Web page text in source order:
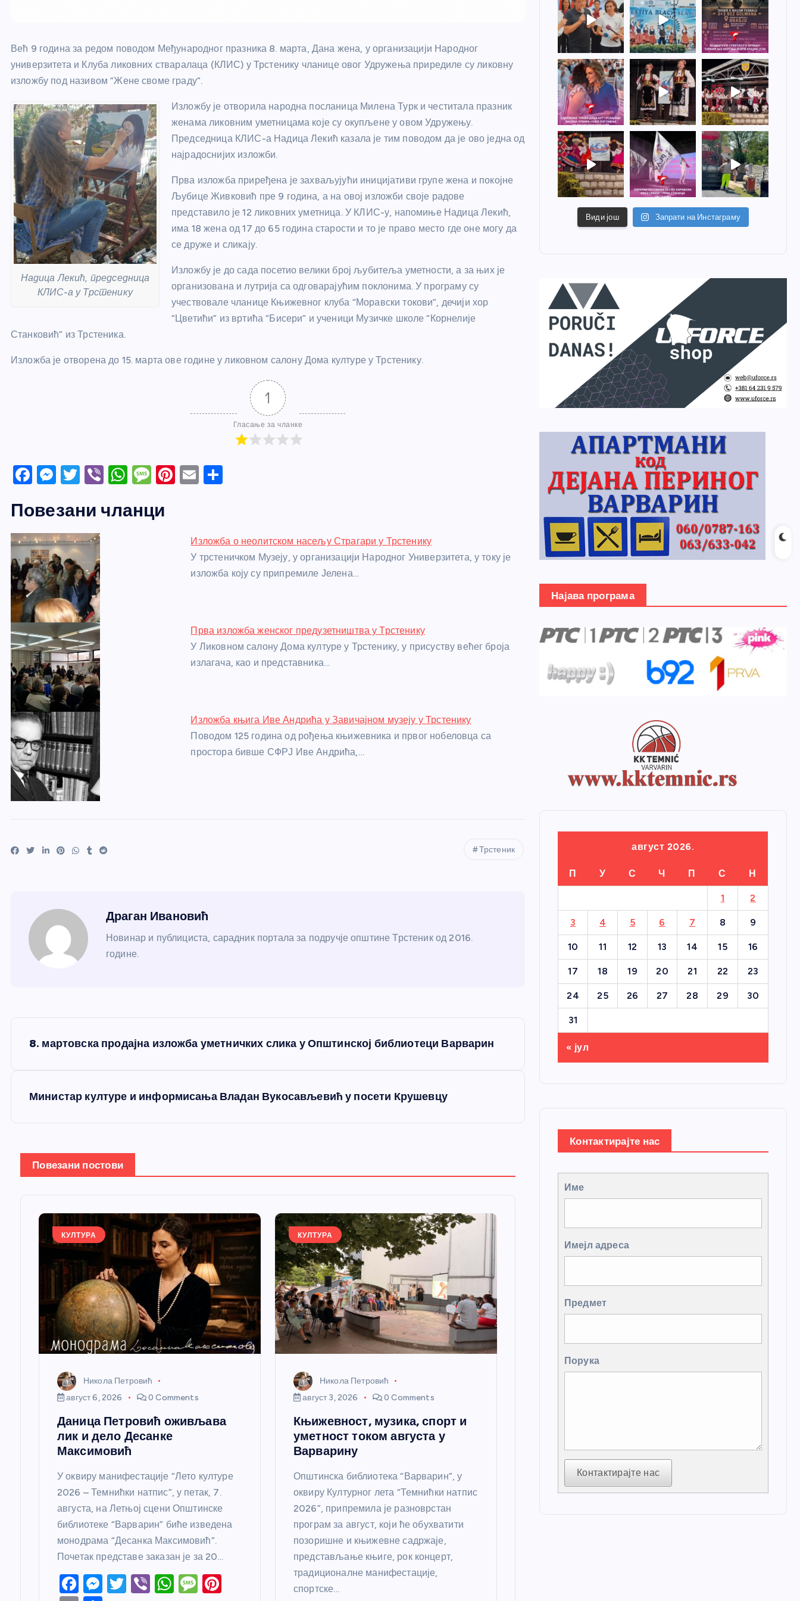
Већ 9 година за редом поводом Међународног празника 8. марта, Дана жена, у организацији Народног
универзитета и Клуба ликовних стваралаца (КЛИС) у Трстенику чланице овог Удружења приредиле су ликовну
изложбу под називом “Жене своме граду”.
Надица Лекић, председница
КЛИС-а у Трстенику
Изложбу је отворила народна посланица Милена Турк и честитала празник
женама ликовним уметницама које су окупљене у овом Удружењу.
Председница КЛИС-а Надица Лекић казала је тим поводом да је ово једна од
најрадоснијих изложби.
Прва изложба приређена је захваљујући иницијативи групе жена и покојне
Љубице Живковић пре 9 година, а на овој изложби своје радове
представило је 12 ликовних уметница. У КЛИС-у, напомиње Надица Лекић,
има 18 жена од 17 до 65 година старости и то је право место где оне могу да
се друже и сликају.
Изложбу је до сада посетио велики број љубитеља уметности, а за њих је
организована и лутрија са одговарајућим поклонима. У програму су
учествовале чланице Књижевног клуба “Моравски токови”, дечији хор
“Цветићи” из вртића “Бисери” и ученици Музичке школе “Корнелије
Станковић” из Трстеника.
Изложба је отворена до 15. марта ове године у ликовном салону Дома културе у Трстенику.
1
Гласање за чланке
F
c
e
b
o
o
k
M
ss
e
n
g
er
T
itt
er
Vi
er
W
at
M
ss
Pi
st
E
e
Повезани чланци
Изложба о неолитском насељу Страгари у Трстенику
У трстеничком Музеју, у организацији Народног Универзитета, у току је
изложба коју су припремиле Јелена…
Прва изложба женског предузетништва у Трстенику
У Ликовном салону Дома културе у Трстенику, у присуству већег броја
излагача, као и представника…
Изложба књига Иве Андрића у Завичајном музеју у Трстенику
Поводом 125 година од рођења књижевника и првог нобеловца са
простора бивше СФРЈ Иве Андрића,…
Трстеник
Драган Ивановић
Новинар и публициста, сарадник портала за подручје општине Трстеник од 2016.
године.
8. мартовска продајна изложба уметничких слика у Општинској библиотеци Варварин
Министар културе и информисања Владан Вукосављевић у посети Крушевцу
Повезани постови
КУЛТУРА
Никола Петровић
август 6, 2026
0 Comments
Даница Петровић оживљава
лик и дело Десанке
Максимовић
У оквиру манифестације “Лето културе
2026 – Темнићки натпис”, у петак, 7.
августа, на Летњој сцени Општинске
библиотеке “Варварин” биће изведена
монодрама “Десанка Максимовић”.
Почетак представе заказан је за 20…
F
M
T
Vi W M
КУЛТУРА
Никола Петровић
август 3, 2026
0 Comments
Књижевност, музика, спорт и
уметност током августа у
Варварину
Општинска библиотека “Варварин”, у
оквиру Културног лета “Темнићки натпис
2026”, припремила је разноврстан
програм за август, који ће обухватити
позоришне и књижевне садржаје,
представљање књиге, рок концерт,
традиционалне манифестације,
спортске…
Види још Запрати на Инстаграму
Најава програма
август 2026.
П У С Ч П С Н
1 2
3 4 5 6 7 8 9
10 11 12 13 14 15 16
17 18 19 20 21 22 23
24 25 26 27 28 29 30
31
« јул
Контактирајте нас
Име
Имејл адреса
Предмет
Порука
Контактирајте нас